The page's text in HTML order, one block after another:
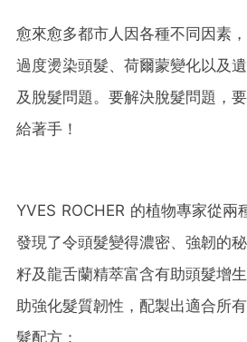
愈來愈多都市人因各種不同因素
過度燙染頭髮、荷爾蒙變化以及
及脫髮問題。要解決脫髮問題，
給著手！
YVES ROCHER 的植物專家從兩
發現了令頭髮變得濃密、強韌的
籽及龍舌蘭精萃富含有助頭髮增
助強化髮質韌性，配製出適合所
髮配方：